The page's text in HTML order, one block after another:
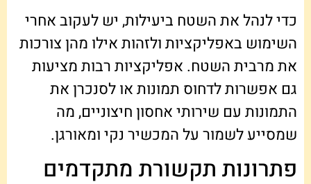
כדי לנהל את השטח ביעילות, יש לעקוב אחרי
השימוש באפליקציות ולזהות אילו מהן צורכות
את מרבית השטח. אפליקציות רבות מציעות
גם אפשרות לדחוס תמונות או לסנכרן את
התמונות עם שירותי אחסון חיצוניים, מה
שמסייע לשמור על המכשיר נקי ומאורגן.
פתרונות תקשורת מתקדמים